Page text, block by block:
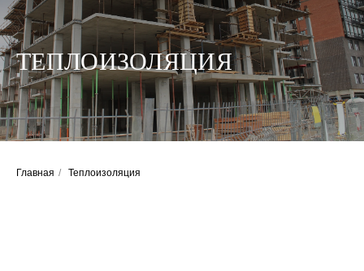
КАТАЛОГ
АКЦИИ
БЛОГ
О КОМПАНИИ
КОНТАКТЫ
ТЕПЛОИЗОЛЯЦИЯ
Главная / Теплоизоляция